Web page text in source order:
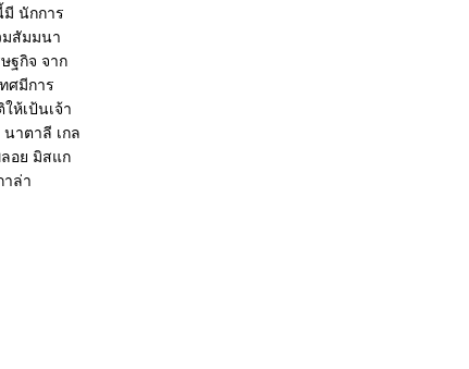
มี นักการ
มสัมมนา
ฐกิจ จาก
ศมีการ
ห้เป้นเจ้า
าตาลี เกล
อย มิสแก
าล่า